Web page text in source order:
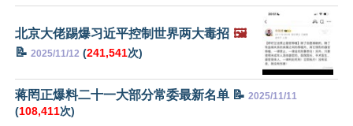
北京大佬踢爆习近平控制世界两大毒招 🖼️
📝 2025/11/12 (241,541次)
蒋罔正爆料二十一大部分常委最新名单 📝 2025/11/11
(108,411次)